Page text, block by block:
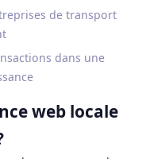
de transport
dans une
web locale